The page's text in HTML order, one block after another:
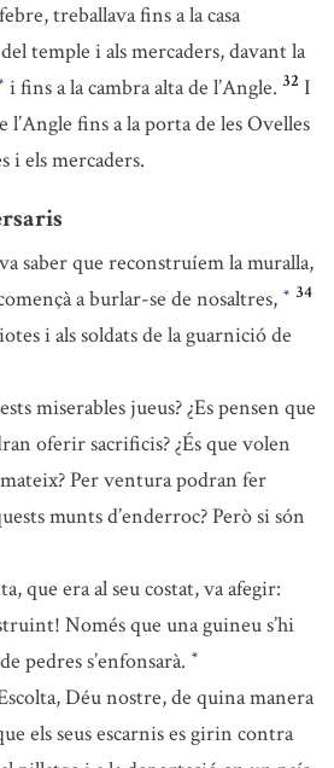
treballava fins a la casa
temple i als mercaders, davant la
i fins a la cambra alta de l’Angle. 32 I
l’Angle fins a la porta de les Ovelles
i els mercaders.
saber que reconstruíem la muralla,
a burlar-se de nosaltres, * 34
i als soldats de la guarnició de
miserables jueus? ¿Es pensen que
oferir sacrificis? ¿És que volen
Per ventura podran fer
munts d’enderroc? Però si són
que era al seu costat, va afegir:
Només que una guineu s’hi
pedres s’enfonsarà. *
Déu nostre, de quina manera
els seus escarnis es girin contra